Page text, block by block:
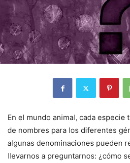
En el mundo animal, cada
de nombres para los diferentes
algunas denominaciones pueden
llevarnos a preguntarnos: ¿cómo